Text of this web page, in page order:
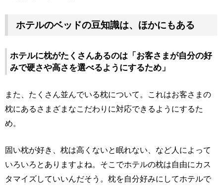
ホテルのベッドの豆知識は、ほかにもある
ホテルに枕がたくさんあるのは「お客さまが自分の好
みで硬さや高さを選べるようにするため」
また、たくさん並んでいる枕について。これはお客さまの
枕にあるさまざまなこだわりに対応できるようにするた
め。
固い枕が好き、枕は高くないと眠れない、など人によって
いろいろとありますよね。そこでホテルの枕は自由にカス
タマイズしていいんだそう。枕を自分好みにしてホテルで